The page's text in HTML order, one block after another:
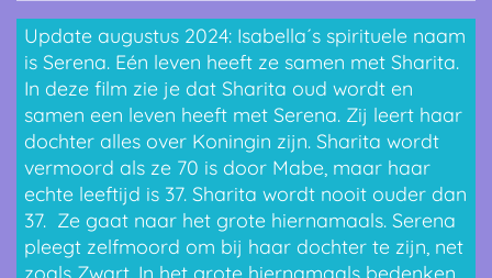
l
a
y
u
t
e
e
t
i
s
Update augustus 2024: Isabella´s spirituele naam
is Serena. Eén leven heeft ze samen met Sharita.
In deze film zie je dat Sharita oud wordt en
samen een leven heeft met Serena. Zij leert haar
dochter alles over Koningin zijn. Sharita wordt
vermoord als ze 70 is door Mabe, maar haar
echte leeftijd is 37. Sharita wordt nooit ouder dan
37. Ze gaat naar het grote hiernamaals. Serena
pleegt zelfmoord om bij haar dochter te zijn, net
zoals Zwart. In het grote hiernamaals bedenken